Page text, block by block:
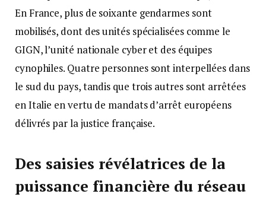
En France, plus de soixante gendarmes sont
mobilisés, dont des unités spécialisées comme le
GIGN, l’unité nationale cyber et des équipes
cynophiles. Quatre personnes sont interpellées dans
le sud du pays, tandis que trois autres sont arrêtées
en Italie en vertu de mandats d’arrêt européens
délivrés par la justice française.
Des saisies révélatrices de la
puissance financière du réseau